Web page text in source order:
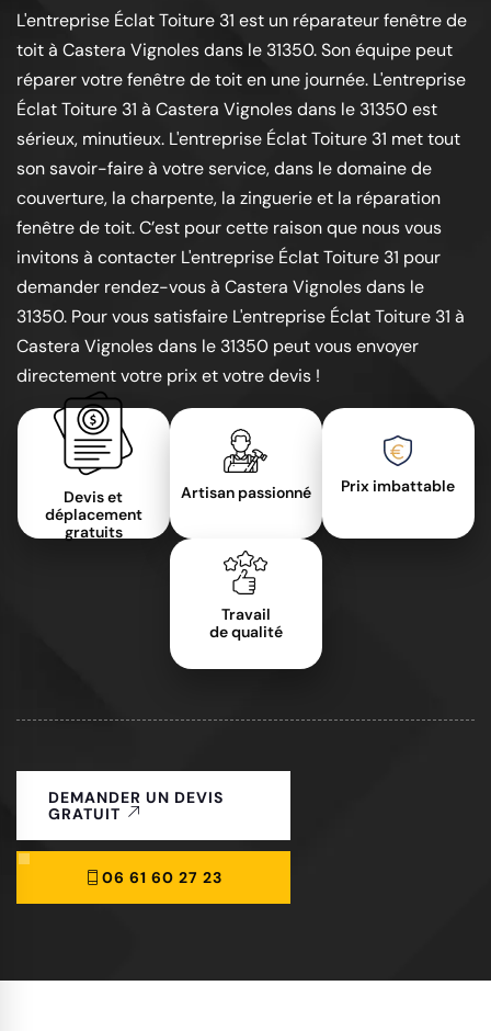
L'entreprise Éclat Toiture 31 est un réparateur fenêtre de
toit à Castera Vignoles dans le 31350. Son équipe peut
réparer votre fenêtre de toit en une journée. L'entreprise
Éclat Toiture 31 à Castera Vignoles dans le 31350 est
sérieux, minutieux. L'entreprise Éclat Toiture 31 met tout
son savoir-faire à votre service, dans le domaine de
couverture, la charpente, la zinguerie et la réparation
fenêtre de toit. C’est pour cette raison que nous vous
invitons à contacter L'entreprise Éclat Toiture 31 pour
demander rendez-vous à Castera Vignoles dans le
31350. Pour vous satisfaire L'entreprise Éclat Toiture 31 à
Castera Vignoles dans le 31350 peut vous envoyer
directement votre prix et votre devis !
Devis et
déplacement
gratuits
Artisan passionné Prix imbattable
Travail
de qualité
DEMANDER UN DEVIS
GRATUIT
06 61 60 27 23